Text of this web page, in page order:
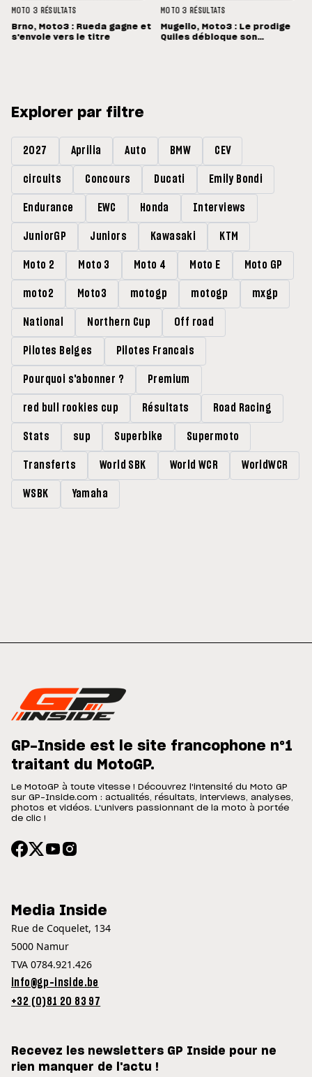
MOTO 3 RÉSULTATS
Brno, Moto3 : Rueda gagne et
s'envole vers le titre
MOTO 3 RÉSULTATS
Mugello, Moto3 : Le prodige
Quiles débloque son
Explorer par filtre
2027 Aprilia Auto BMW CEV
circuits Concours Ducati Emily Bondi
Endurance EWC Honda Interviews
JuniorGP Juniors Kawasaki KTM
Moto 2 Moto 3 Moto 4 Moto E Moto GP
moto2 Moto3 motogp motogp mxgp
National Northern Cup Off road
Pilotes Belges Pilotes Francais
Pourquoi s'abonner ? Premium
red bull rookies cup Résultats Road Racing
Stats sup Superbike Supermoto
Transferts World SBK World WCR WorldWCR
WSBK Yamaha
GP-Inside est le site francophone n°1
traitant du MotoGP.
Le MotoGP à toute vitesse ! Découvrez l'intensité du Moto GP
sur GP-Inside.com : actualités, résultats, interviews, analyses,
photos et vidéos. L'univers passionnant de la moto à portée
de clic !
Media Inside
Rue de Coquelet, 134
5000 Namur
TVA 0784.921.426
info@gp-inside.be
+32 (0)81 20 83 97
Recevez les newsletters GP Inside pour ne
rien manquer de l'actu !